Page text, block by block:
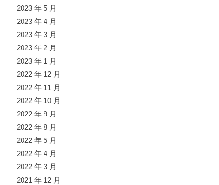
2023 年 5 月
2023 年 4 月
2023 年 3 月
2023 年 2 月
2023 年 1 月
2022 年 12 月
2022 年 11 月
2022 年 10 月
2022 年 9 月
2022 年 8 月
2022 年 5 月
2022 年 4 月
2022 年 3 月
2021 年 12 月